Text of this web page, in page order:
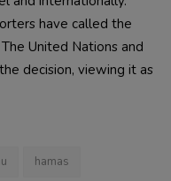
have called the
United Nations and
decision, viewing it as
hamas